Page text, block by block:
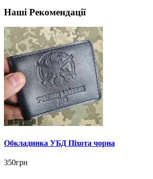
Наші Рекомендації
Обкладинка УБД Піхота чорна
350грн